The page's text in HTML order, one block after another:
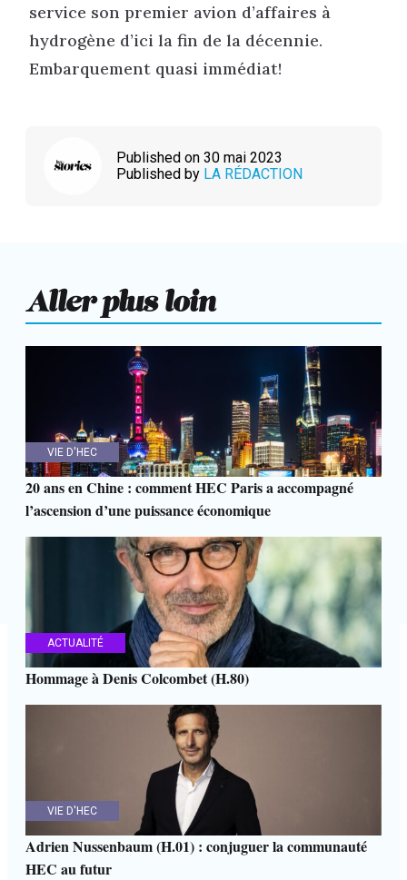
service son premier avion d’affaires à
hydrogène d’ici la fin de la décennie.
Embarquement quasi immédiat!
Published on 30 mai 2023
Published by LA RÉDACTION
Aller plus loin
VIE D'HEC
20 ans en Chine : comment HEC Paris a accompagné
l’ascension d’une puissance économique
ACTUALITÉ
Hommage à Denis Colcombet (H.80)
VIE D'HEC
Adrien Nussenbaum (H.01) : conjuguer la communauté
HEC au futur